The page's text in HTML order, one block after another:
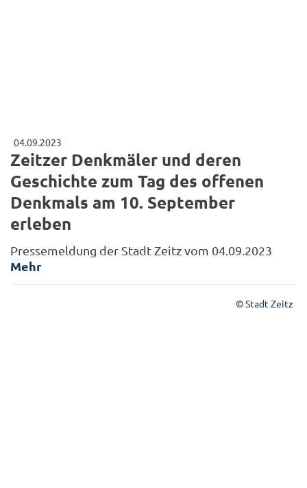
04.09.2023
Zeitzer Denkmäler und deren
Geschichte zum Tag des offenen
Denkmals am 10. September
erleben
Pressemeldung der Stadt Zeitz vom 04.09.2023
Mehr
© Stadt Zeitz